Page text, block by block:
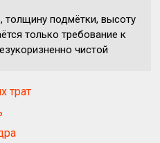
подмётки, высоту
только требование к
чистой
трат